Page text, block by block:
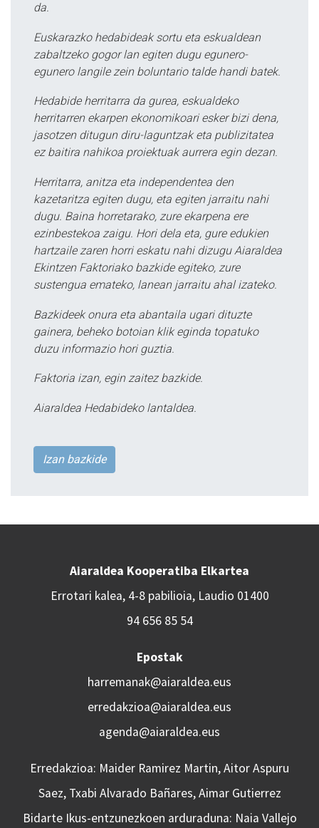
da.
Euskarazko hedabideak sortu eta eskualdean
zabaltzeko gogor lan egiten dugu egunero-
egunero langile zein boluntario talde handi batek.
Hedabide herritarra da gurea, eskualdeko
herritarren ekarpen ekonomikoari esker bizi dena,
jasotzen ditugun diru-laguntzak eta publizitatea
ez baitira nahikoa proiektuak aurrera egin dezan.
Herritarra, anitza eta independentea den
kazetaritza egiten dugu, eta egiten jarraitu nahi
dugu. Baina horretarako, zure ekarpena ere
ezinbestekoa zaigu. Hori dela eta, gure edukien
hartzaile zaren horri eskatu nahi dizugu Aiaraldea
Ekintzen Faktoriako bazkide egiteko, zure
sustengua emateko, lanean jarraitu ahal izateko.
Bazkideek onura eta abantaila ugari dituzte
gainera, beheko botoian klik eginda topatuko
duzu informazio hori guztia.
Faktoria izan, egin zaitez bazkide.
Aiaraldea Hedabideko lantaldea.
Izan bazkide
Aiaraldea Kooperatiba Elkartea
Errotari kalea, 4-8 pabilioia, Laudio 01400
94 656 85 54
Epostak
harremanak@aiaraldea.eus
erredakzioa@aiaraldea.eus
agenda@aiaraldea.eus
Erredakzioa: Maider Ramirez Martin, Aitor Aspuru
Saez, Txabi Alvarado Bañares, Aimar Gutierrez
Bidarte Ikus-entzunezkoen arduraduna: Naia Vallejo